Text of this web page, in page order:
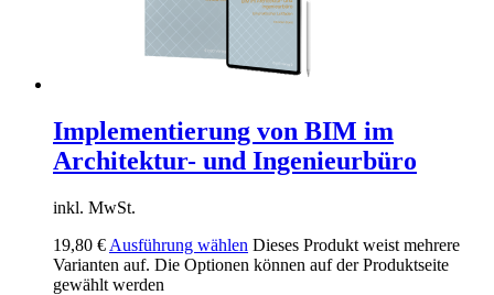
Implementierung von BIM im
Architektur- und Ingenieurbüro
inkl. MwSt.
19,80 € Ausführung wählen Dieses Produkt weist mehrere
Varianten auf. Die Optionen können auf der Produktseite
gewählt werden